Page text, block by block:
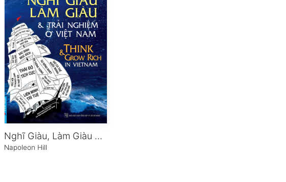
Nghĩ Giàu, Làm Giàu Và Những Trải Nghiệm Ở Việt Nam
Napoleon Hill